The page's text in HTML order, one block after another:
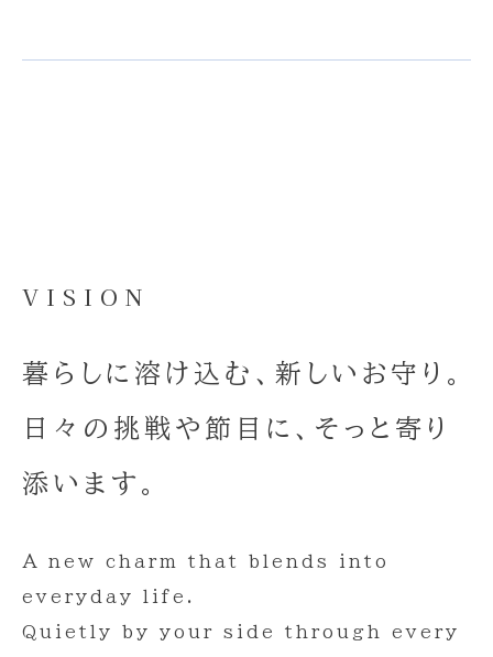
VISION
暮らしに溶け込む、新しいお守り。
日々の挑戦や節目に、そっと寄り
添います。
A new charm that blends into
everyday life.
Quietly by your side through every